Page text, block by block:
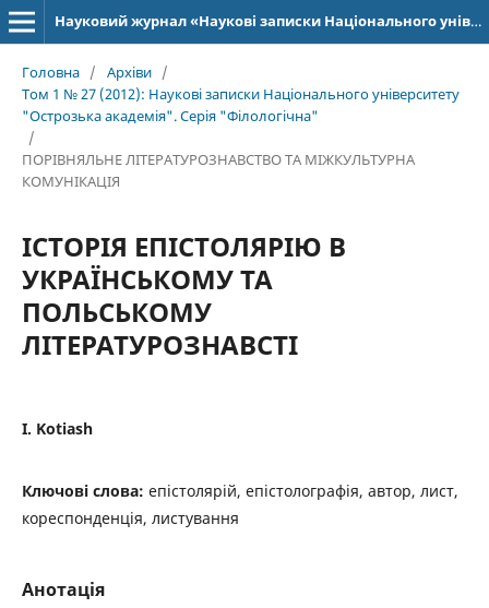
Науковий журнал «Наукові записки Національного університету «Острозька академія»: серія «Філологія»
Головна / Архіви /
Том 1 № 27 (2012): Наукові записки Національного університету
"Острозька академія". Серія "Філологічна"
/
ПОРІВНЯЛЬНЕ ЛІТЕРАТУРОЗНАВСТВО ТА МІЖКУЛЬТУРНА
КОМУНІКАЦІЯ
ІСТОРІЯ ЕПІСТОЛЯРІЮ В
УКРАЇНСЬКОМУ ТА
ПОЛЬСЬКОМУ
ЛІТЕРАТУРОЗНАВСТІ
I. Kotiash
Ключові слова: епістолярій, епістолографія, автор, лист,
кореспонденція, листування
Анотація